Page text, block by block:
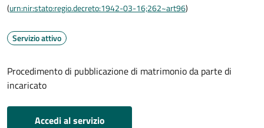
(urn:nir:stato:regio.decreto:1942-03-16;262~art96)
Servizio attivo
Procedimento di pubblicazione di matrimonio da parte di
incaricato
Accedi al servizio